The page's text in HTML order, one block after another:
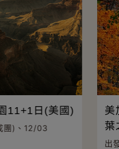
11+1日(美國)
團)、12/03
美
葉
出